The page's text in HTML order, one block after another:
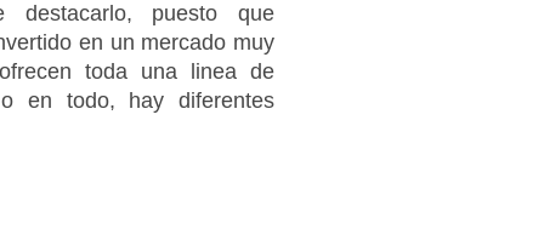
destacarlo, puesto que
en un mercado muy
toda una linea de
en todo, hay diferentes